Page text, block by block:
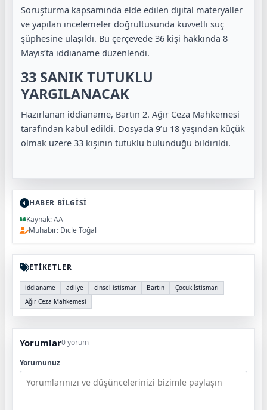
Soruşturma kapsamında elde edilen dijital materyaller
ve yapılan incelemeler doğrultusunda kuvvetli suç
şüphesine ulaşıldı. Bu çerçevede 36 kişi hakkında 8
Mayıs’ta iddianame düzenlendi.
33 SANIK TUTUKLU
YARGILANACAK
Hazırlanan iddianame, Bartın 2. Ağır Ceza Mahkemesi
tarafından kabul edildi. Dosyada 9’u 18 yaşından küçük
olmak üzere 33 kişinin tutuklu bulunduğu bildirildi.
HABER BİLGİSİ
Kaynak: AA
Muhabir: Dicle Toğal
ETİKETLER
iddianame adliye cinsel istismar Bartın
Çocuk İstismarı
Ağır Ceza Mahkemesi
Yorumlar0 yorum
Yorumunuz